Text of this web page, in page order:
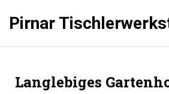
Langlebiges